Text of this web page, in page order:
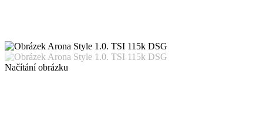
Načítání obrázku